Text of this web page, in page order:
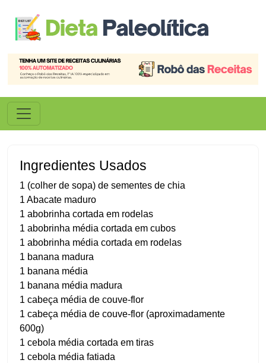
Ingredientes Usados
1 (colher de sopa) de sementes de chia
1 Abacate maduro
1 abobrinha cortada em rodelas
1 abobrinha média cortada em cubos
1 abobrinha média cortada em rodelas
1 banana madura
1 banana média
1 banana média madura
1 cabeça média de couve-flor
1 cabeça média de couve-flor (aproximadamente
600g)
1 cebola média cortada em tiras
1 cebola média fatiada